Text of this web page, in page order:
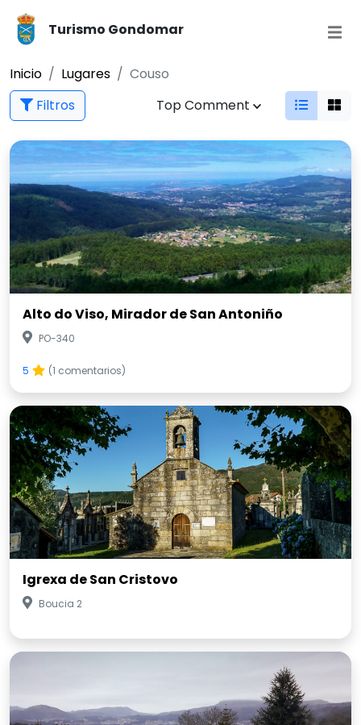
Turismo Gondomar
Inicio Lugares
Couso
Filtros
Top Comment
Alto do Viso, Mirador de San Antoniño
PO-340
5 (1 comentarios)
Igrexa de San Cristovo
Boucia 2